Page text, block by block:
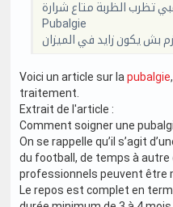
تظرب الظربة متاع شرارة
Pubalgie
بش يكون زايد في الميزان
Voici un article sur la pubalgie
traitement.
Extrait de l'article :
Comment soigner une
On se rappelle qu’il s’agit
du football, de temps à
professionnels peuvent être
Le repos est complet en